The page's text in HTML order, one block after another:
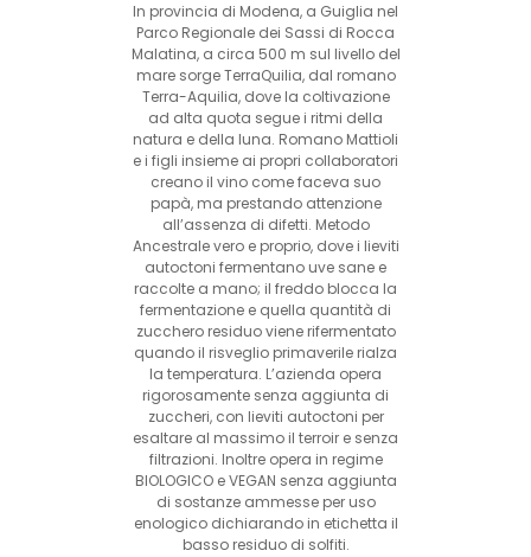
In provincia di Modena, a Guiglia nel
Parco Regionale dei Sassi di Rocca
Malatina, a circa 500 m sul livello del
mare sorge TerraQuilia, dal romano
Terra-Aquilia, dove la coltivazione
ad alta quota segue i ritmi della
natura e della luna. Romano Mattioli
e i figli insieme ai propri collaboratori
creano il vino come faceva suo
papà, ma prestando attenzione
all’assenza di difetti. Metodo
Ancestrale vero e proprio, dove i lieviti
autoctoni fermentano uve sane e
raccolte a mano; il freddo blocca la
fermentazione e quella quantità di
zucchero residuo viene rifermentato
quando il risveglio primaverile rialza
la temperatura. L’azienda opera
rigorosamente senza aggiunta di
zuccheri, con lieviti autoctoni per
esaltare al massimo il terroir e senza
filtrazioni. Inoltre opera in regime
BIOLOGICO e VEGAN senza aggiunta
di sostanze ammesse per uso
enologico dichiarando in etichetta il
basso residuo di solfiti.